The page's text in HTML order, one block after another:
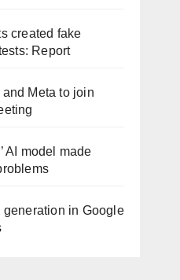
created fake
Report
Meta to join
AI model made
in Google